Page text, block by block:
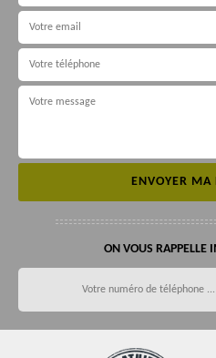
ON VOUS RAPPELLE